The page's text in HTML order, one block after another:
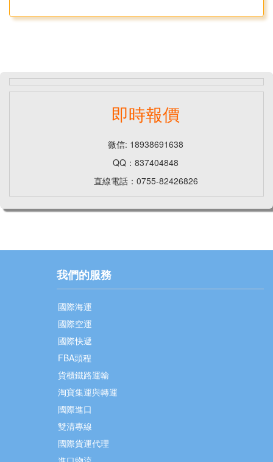
即時報價
微信: 18938691638
QQ：837404848
直線電話：0755-82426826
我們的服務
國際海運
國際空運
國際快遞
FBA頭程
貨櫃鐵路運輸
淘寶集運與轉運
國際進口
雙清專線
國際貨運代理